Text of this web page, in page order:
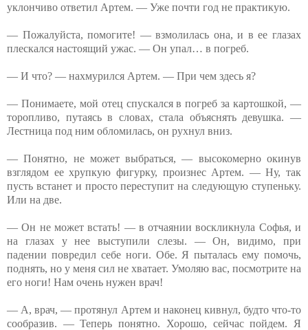
уклончиво ответил Артем. — Уже почти год не практикую.
— Пожалуйста, помогите! — взмолилась она, и в ее глазах
плескался настоящий ужас. — Он упал… в погреб.
— И что? — нахмурился Артем. — При чем здесь я?
— Понимаете, мой отец спускался в погреб за картошкой, —
торопливо, путаясь в словах, стала объяснять девушка. —
Лестница под ним обломилась, он рухнул вниз.
— Понятно, не может выбраться, — высокомерно окинув
взглядом ее хрупкую фигурку, произнес Артем. — Ну, так
пусть встанет и просто переступит на следующую ступеньку.
Или на две.
— Он не может встать! — в отчаянии воскликнула Софья, и
на глазах у нее выступили слезы. — Он, видимо, при
падении повредил себе ноги. Обе. Я пыталась ему помочь,
поднять, но у меня сил не хватает. Умоляю вас, посмотрите на
его ноги! Нам очень нужен врач!
— А, врач, — протянул Артем и наконец кивнул, будто что-то
сообразив. — Теперь понятно. Хорошо, сейчас пойдем. Я